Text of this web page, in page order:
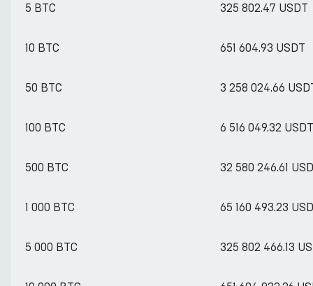
5 BTC 325 802.47 USDT
10 BTC 651 604.93 USDT
50 BTC 3 258 024.66
100 BTC 6 516 049.32 USDT
500 BTC 32 580 246.61
1 000 BTC 65 160 493.23
5 000 BTC 325 802 466.13